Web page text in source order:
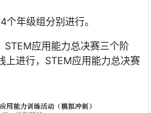
年级组分别进行。
STEM应用能力总决赛三个阶
上进行，STEM应用能力总决赛